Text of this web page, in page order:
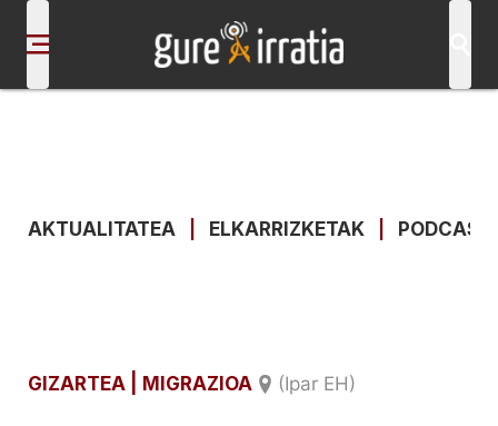
AKTUALITATEA ELKARRIZKETAK
GIZARTEA | MIGRAZIOA (Ipar EH)